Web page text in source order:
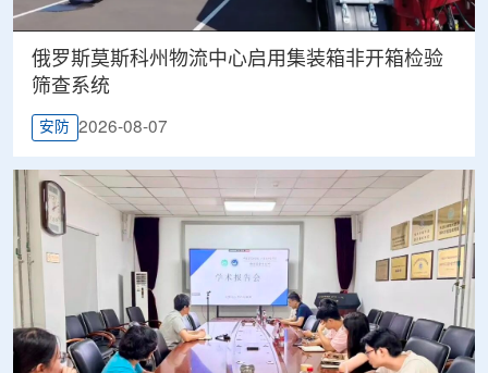
俄罗斯莫斯科州物流中心启用集装箱非开箱检验
筛查系统
安防 2026-08-07